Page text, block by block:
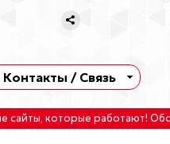
Контакты / Связь
сайты, которые работают!